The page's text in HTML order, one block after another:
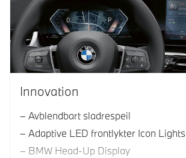
Innovation
Avblendbart sladrespeil
Adaptive LED frontlykter Icon Lights
BMW Head-Up Display